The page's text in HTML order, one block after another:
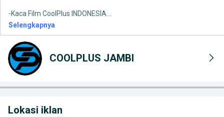
-Kaca Film CoolPlus INDONESIA
Selengkapnya
COOLPLUS JAMBI
Lokasi iklan